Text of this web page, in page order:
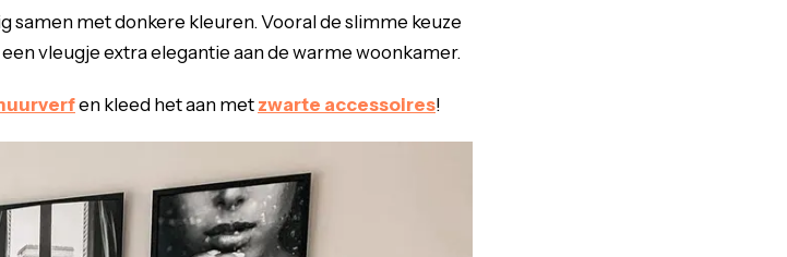
samen met donkere kleuren. Vooral de slimme keuze
vleugje extra elegantie aan de warme woonkamer.
en kleed het aan met zwarte accessoires!